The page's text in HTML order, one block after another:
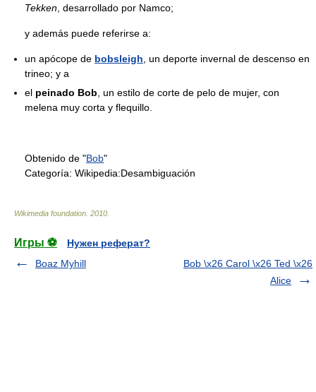
Tekken , desarrollado por Namco;
y además puede referirse a:
un apócope de bobsleigh , un deporte invernal de descenso en
trineo; y a
el peinado Bob , un estilo de corte de pelo de mujer, con
melena muy corta y flequillo.
Obtenido de "Bob"
Categoría: Wikipedia:Desambiguación
Wikimedia foundation 2010
Игры ⚽
Нужен реферат?
Boaz Myhill
Bob \x26 Carol \x26 Ted \x26
Alice